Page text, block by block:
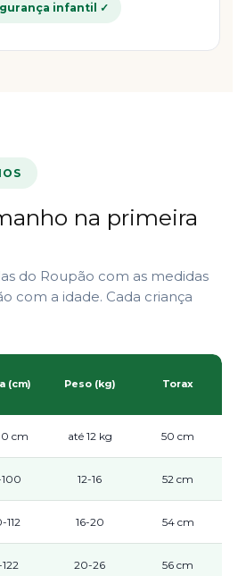
infantil ✓
na primeira
do Roupão com as medidas
com a idade. Cada criança
(cm) Peso (kg) Torax
cm até 12 kg 50 cm
12-16 52 cm
112 16-20 54 cm
122 20-26 56 cm